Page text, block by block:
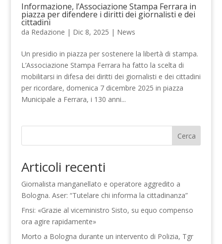
Informazione, l’Associazione Stampa Ferrara in
piazza per difendere i diritti dei giornalisti e dei
cittadini
da Redazione | Dic 8, 2025 | News
Un presidio in piazza per sostenere la libertà di stampa.
L’Associazione Stampa Ferrara ha fatto la scelta di
mobilitarsi in difesa dei diritti dei giornalisti e dei cittadini
per ricordare, domenica 7 dicembre 2025 in piazza
Municipale a Ferrara, i 130 anni...
Cerca
Articoli recenti
Giornalista manganellato e operatore aggredito a
Bologna. Aser: “Tutelare chi informa la cittadinanza”
Fnsi: «Grazie al viceministro Sisto, su equo compenso
ora agire rapidamente»
Morto a Bologna durante un intervento di Polizia, Tgr